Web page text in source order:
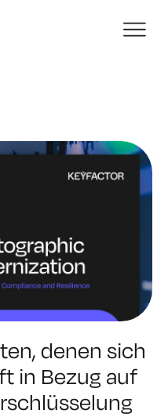
denen sich
in Bezug auf